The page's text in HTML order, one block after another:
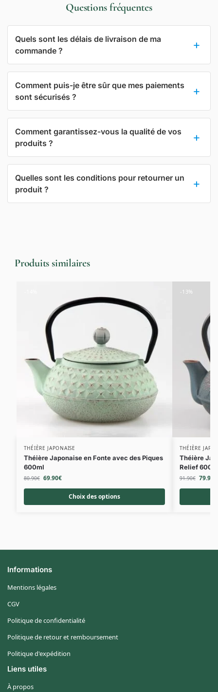
Questions fréquentes
Quels sont les délais de livraison de ma
commande ?
Comment puis-je être sûr que mes paiements
sont sécurisés ?
Comment garantissez-vous la qualité de vos
produits ?
Quelles sont les conditions pour retourner un
produit ?
Produits similaires
THÉIÈRE JAPONAISE
Théière Japonaise en Fonte avec des Piques
600ml
80.90€ 69.90€
Choix des options
-13%
THÉIÈRE
Théière
Relief
91.90€ 79.90
Informations
Mentions légales
CGV
Politique de confidentialité
Politique de retour et remboursement
Politique d'expédition
Liens utiles
À propos